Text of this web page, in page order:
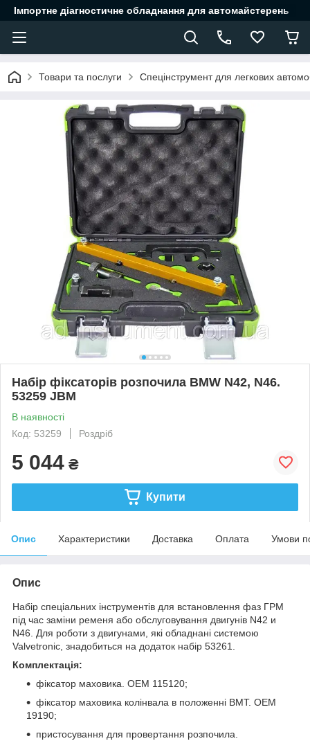
Імпортне діагностичне обладнання для автомайстерень
Товари та послуги Спецінструмент для легкових
Набір фіксаторів розпочила BMW N42, N46.
53259 JBM
В наявності
Код: 53259
Роздріб
5 044 ₴
Купити
Опис Характеристики Доставка Оплата Умови
Опис
Набір спеціальних інструментів для встановлення фаз ГРМ
під час заміни ременя або обслуговування двигунів N42 и
N46. Для роботи з двигунами, які обладнані системою
Valvetronic, знадобиться на додаток набір 53261.
Комплектація:
фіксатор маховика. OEM 115120;
фіксатор маховика колінвала в положенні ВМТ. OEM
19190;
пристосування для провертання розпочила.